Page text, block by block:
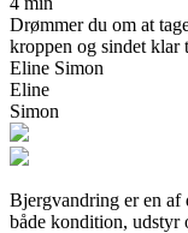
Drømmer du om at
kroppen og sindet klar
Eline Simon
Eline
Simon
Bjergvandring er en af
både kondition, udstyr